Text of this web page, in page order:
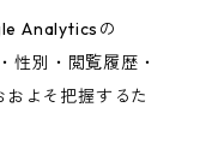
Analyticsの
性別・閲覧履歴・
よそ把握するた